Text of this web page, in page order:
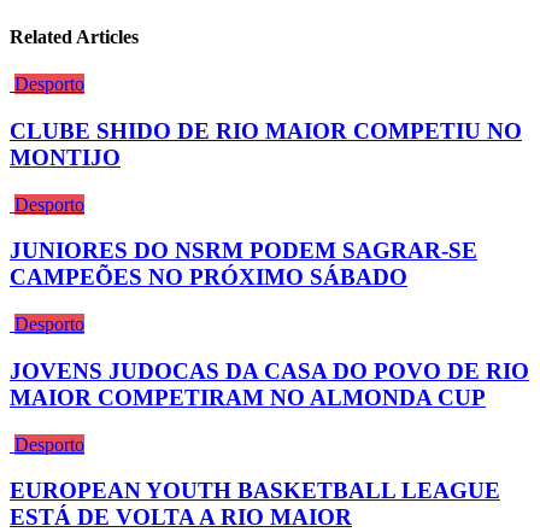
Related Articles
Desporto
CLUBE SHIDO DE RIO MAIOR COMPETIU NO
MONTIJO
Desporto
JUNIORES DO NSRM PODEM SAGRAR-SE
CAMPEÕES NO PRÓXIMO SÁBADO
Desporto
JOVENS JUDOCAS DA CASA DO POVO DE RIO
MAIOR COMPETIRAM NO ALMONDA CUP
Desporto
EUROPEAN YOUTH BASKETBALL LEAGUE
ESTÁ DE VOLTA A RIO MAIOR